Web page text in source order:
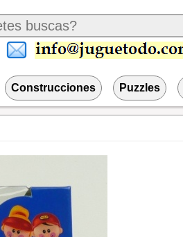
Construcciones Puzzles